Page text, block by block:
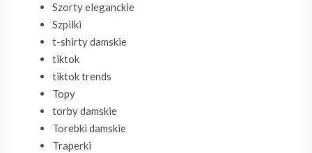
Szorty eleganckie
Szpilki
t-shirty damskie
tiktok
tiktok trends
Topy
torby damskie
Torebki damskie
Traperki